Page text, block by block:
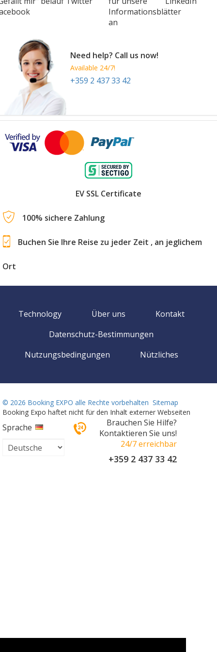
SIMEI Milano
Informationsblätter
an
Need help? Call us now!
Available 24/7!
+359 2 437 33 42
EV SSL Certificate
100% sichere Zahlung
Buchen Sie Ihre Reise zu jeder Zeit , an jeglichem
Ort
Technology Über uns
Kontakt
Datenschutz-Bestimmungen
Nutzungsbedingungen
Nützliches
© 2026 Booking EXPO alle Rechte vorbehalten Sitemap
Booking Expo haftet nicht für den Inhalt externer Webseiten
Sprache
Brauchen Sie Hilfe?
Kontaktieren Sie uns!
24/7 erreichbar
+359 2 437 33 42